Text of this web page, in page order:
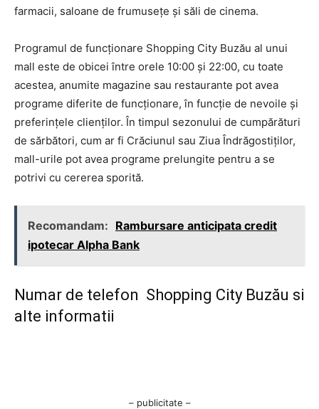
farmacii, saloane de frumusețe și săli de cinema.
Programul de funcționare Shopping City Buzău al unui
mall este de obicei între orele 10:00 și 22:00, cu toate
acestea, anumite magazine sau restaurante pot avea
programe diferite de funcționare, în funcție de nevoile și
preferințele clienților. În timpul sezonului de cumpărături
de sărbători, cum ar fi Crăciunul sau Ziua Îndrăgostiților,
mall-urile pot avea programe prelungite pentru a se
potrivi cu cererea sporită.
Recomandam: Rambursare anticipata credit
ipotecar Alpha Bank
Numar de telefon Shopping City Buzău si
alte informatii
– publicitate –